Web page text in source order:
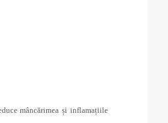
mâncărimea și inflamațiile